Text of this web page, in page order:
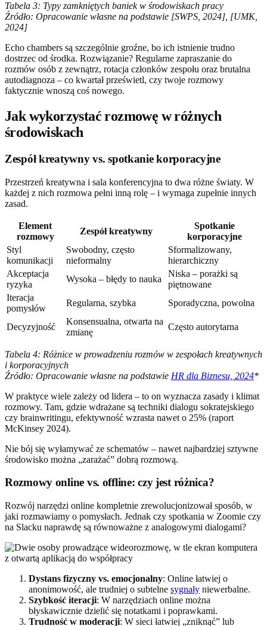
Tabela 3: Typy zamkniętych baniek w środowiskach pracy
Źródło: Opracowanie własne na podstawie [SWPS, 2024], [UMK,
2024]
Echo chambers są szczególnie groźne, bo ich istnienie trudno
dostrzec od środka. Rozwiązanie? Regularne zapraszanie do
rozmów osób z zewnątrz, rotacja członków zespołu oraz brutalna
autodiagnoza – co kwartał prześwietl, czy twoje rozmowy
faktycznie wnoszą coś nowego.
Jak wykorzystać rozmowę w różnych
środowiskach
Zespół kreatywny vs. spotkanie korporacyjne
Przestrzeń kreatywna i sala konferencyjna to dwa różne światy. W
każdej z nich rozmowa pełni inną rolę – i wymaga zupełnie innych
zasad.
Element
rozmowy
Zespół kreatywny
Spotkanie
korporacyjne
Styl
komunikacji
Swobodny, często
nieformalny
Sformalizowany,
hierarchiczny
Akceptacja
ryzyka
Wysoka – błędy to nauka
Niska – porażki są
piętnowane
Iteracja
pomysłów
Regularna, szybka Sporadyczna, powolna
Decyzyjność
Konsensualna, otwarta na
zmianę
Często autorytarna
Tabela 4: Różnice w prowadzeniu rozmów w zespołach kreatywnych
i korporacyjnych
Źródło: Opracowanie własne na podstawie HR dla Biznesu, 2024*
W praktyce wiele zależy od lidera – to on wyznacza zasady i klimat
rozmowy. Tam, gdzie wdrażane są techniki dialogu sokratejskiego
czy brainwritingu, efektywność wzrasta nawet o 25% (raport
McKinsey 2024).
Nie bój się wyłamywać ze schematów – nawet najbardziej sztywne
środowisko można „zarażać” dobrą rozmową.
Rozmowy online vs. offline: czy jest różnica?
Rozwój narzędzi online kompletnie zrewolucjonizował sposób, w
jaki rozmawiamy o pomysłach. Jednak czy spotkania w Zoomie czy
na Slacku naprawdę są równoważne z analogowymi dialogami?
Dystans fizyczny vs. emocjonalny: Online łatwiej o
anonimowość, ale trudniej o subtelne sygnały niewerbalne.
Szybkość iteracji: W narzędziach online można
błyskawicznie dzielić się notatkami i poprawkami.
Trudność w moderacji: W sieci łatwiej „zniknąć” lub